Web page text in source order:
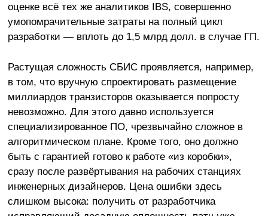
оценке всё тех же аналитиков IBS, совершенно
умопомрачительные затраты на полный цикл
разработки — вплоть до 1,5 млрд долл. в случае ГП.
Растущая сложность СБИС проявляется, например,
в том, что вручную спроектировать размещение
миллиардов транзисторов оказывается попросту
невозможно. Для этого давно используется
специализированное ПО, чрезвычайно сложное в
алгоритмическом плане. Кроме того, оно должно
быть с гарантией готово к работе «из коробки»,
сразу после развёртывания на рабочих станциях
инженерных дизайнеров. Цена ошибки здесь
слишком высока: получить от разработчика